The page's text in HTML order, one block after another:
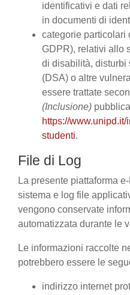
identificativi e dati
in documenti di
categorie particolari
GDPR), relativi allo
di disabilità, disturbi
(DSA) o altre
essere trattate
(Inclusione)
https://
studenti.
File di Log
La presente piattaforma
sistema e log file
vengono conservate
automatizzata durante le
Le informazioni raccolte
potrebbero essere le
indirizzo internet